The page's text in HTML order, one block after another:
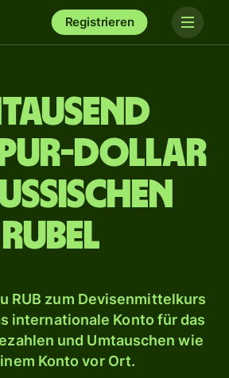
Registrieren
Dollar
Rubel
RUB zum Devisenmittelkurs
internationale Konto für das
und Umtauschen wie
Konto vor Ort.